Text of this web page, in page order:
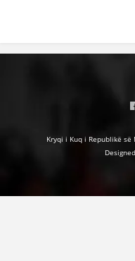
Kryqi i Kuq i Republikë